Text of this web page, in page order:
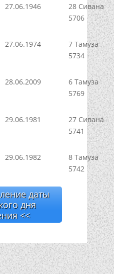
27.06.1946
28 Сивана
5706
27.06.1974
7 Тамуза
5734
28.06.2009
6 Тамуза
5769
29.06.1981
27 Сивана
5741
29.06.1982
8 Тамуза
5742
даты
дня
<<